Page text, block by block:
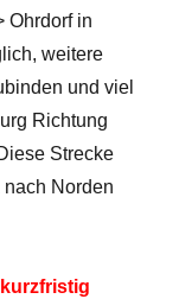
Ohrdorf in
weitere
und viel
Richtung
Strecke
Norden